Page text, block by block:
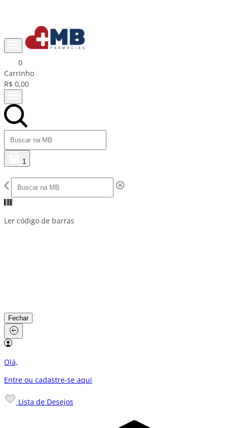
0
Carrinho
R$ 0,00
1
Ler código de barras
Fechar
Olá,
Entre ou cadastre-se aqui
Lista de Desejos